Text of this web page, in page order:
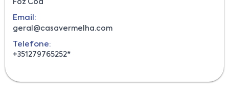
Foz Côa
Email:
geral@casavermelha.com
Telefone:
+351279765252*